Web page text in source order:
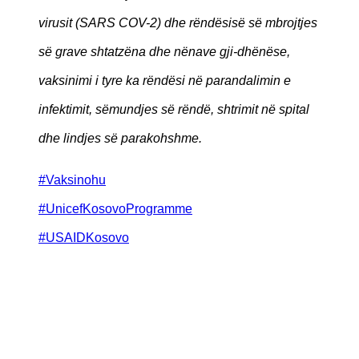
virusit (SARS COV-2) dhe rëndësisë së mbrojtjes
së grave shtatzëna dhe nënave gji-dhënëse,
vaksinimi i tyre ka rëndësi në parandalimin e
infektimit, sëmundjes së rëndë, shtrimit në spital
dhe lindjes së parakohshme.
#Vaksinohu
#UnicefKosovoProgramme
#USAIDKosovo